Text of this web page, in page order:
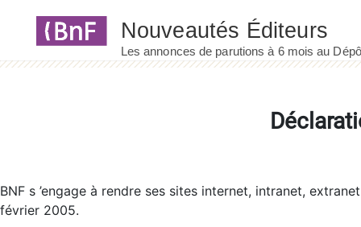
BNF s ’engage à rendre ses sites internet, intranet,
février 2005.